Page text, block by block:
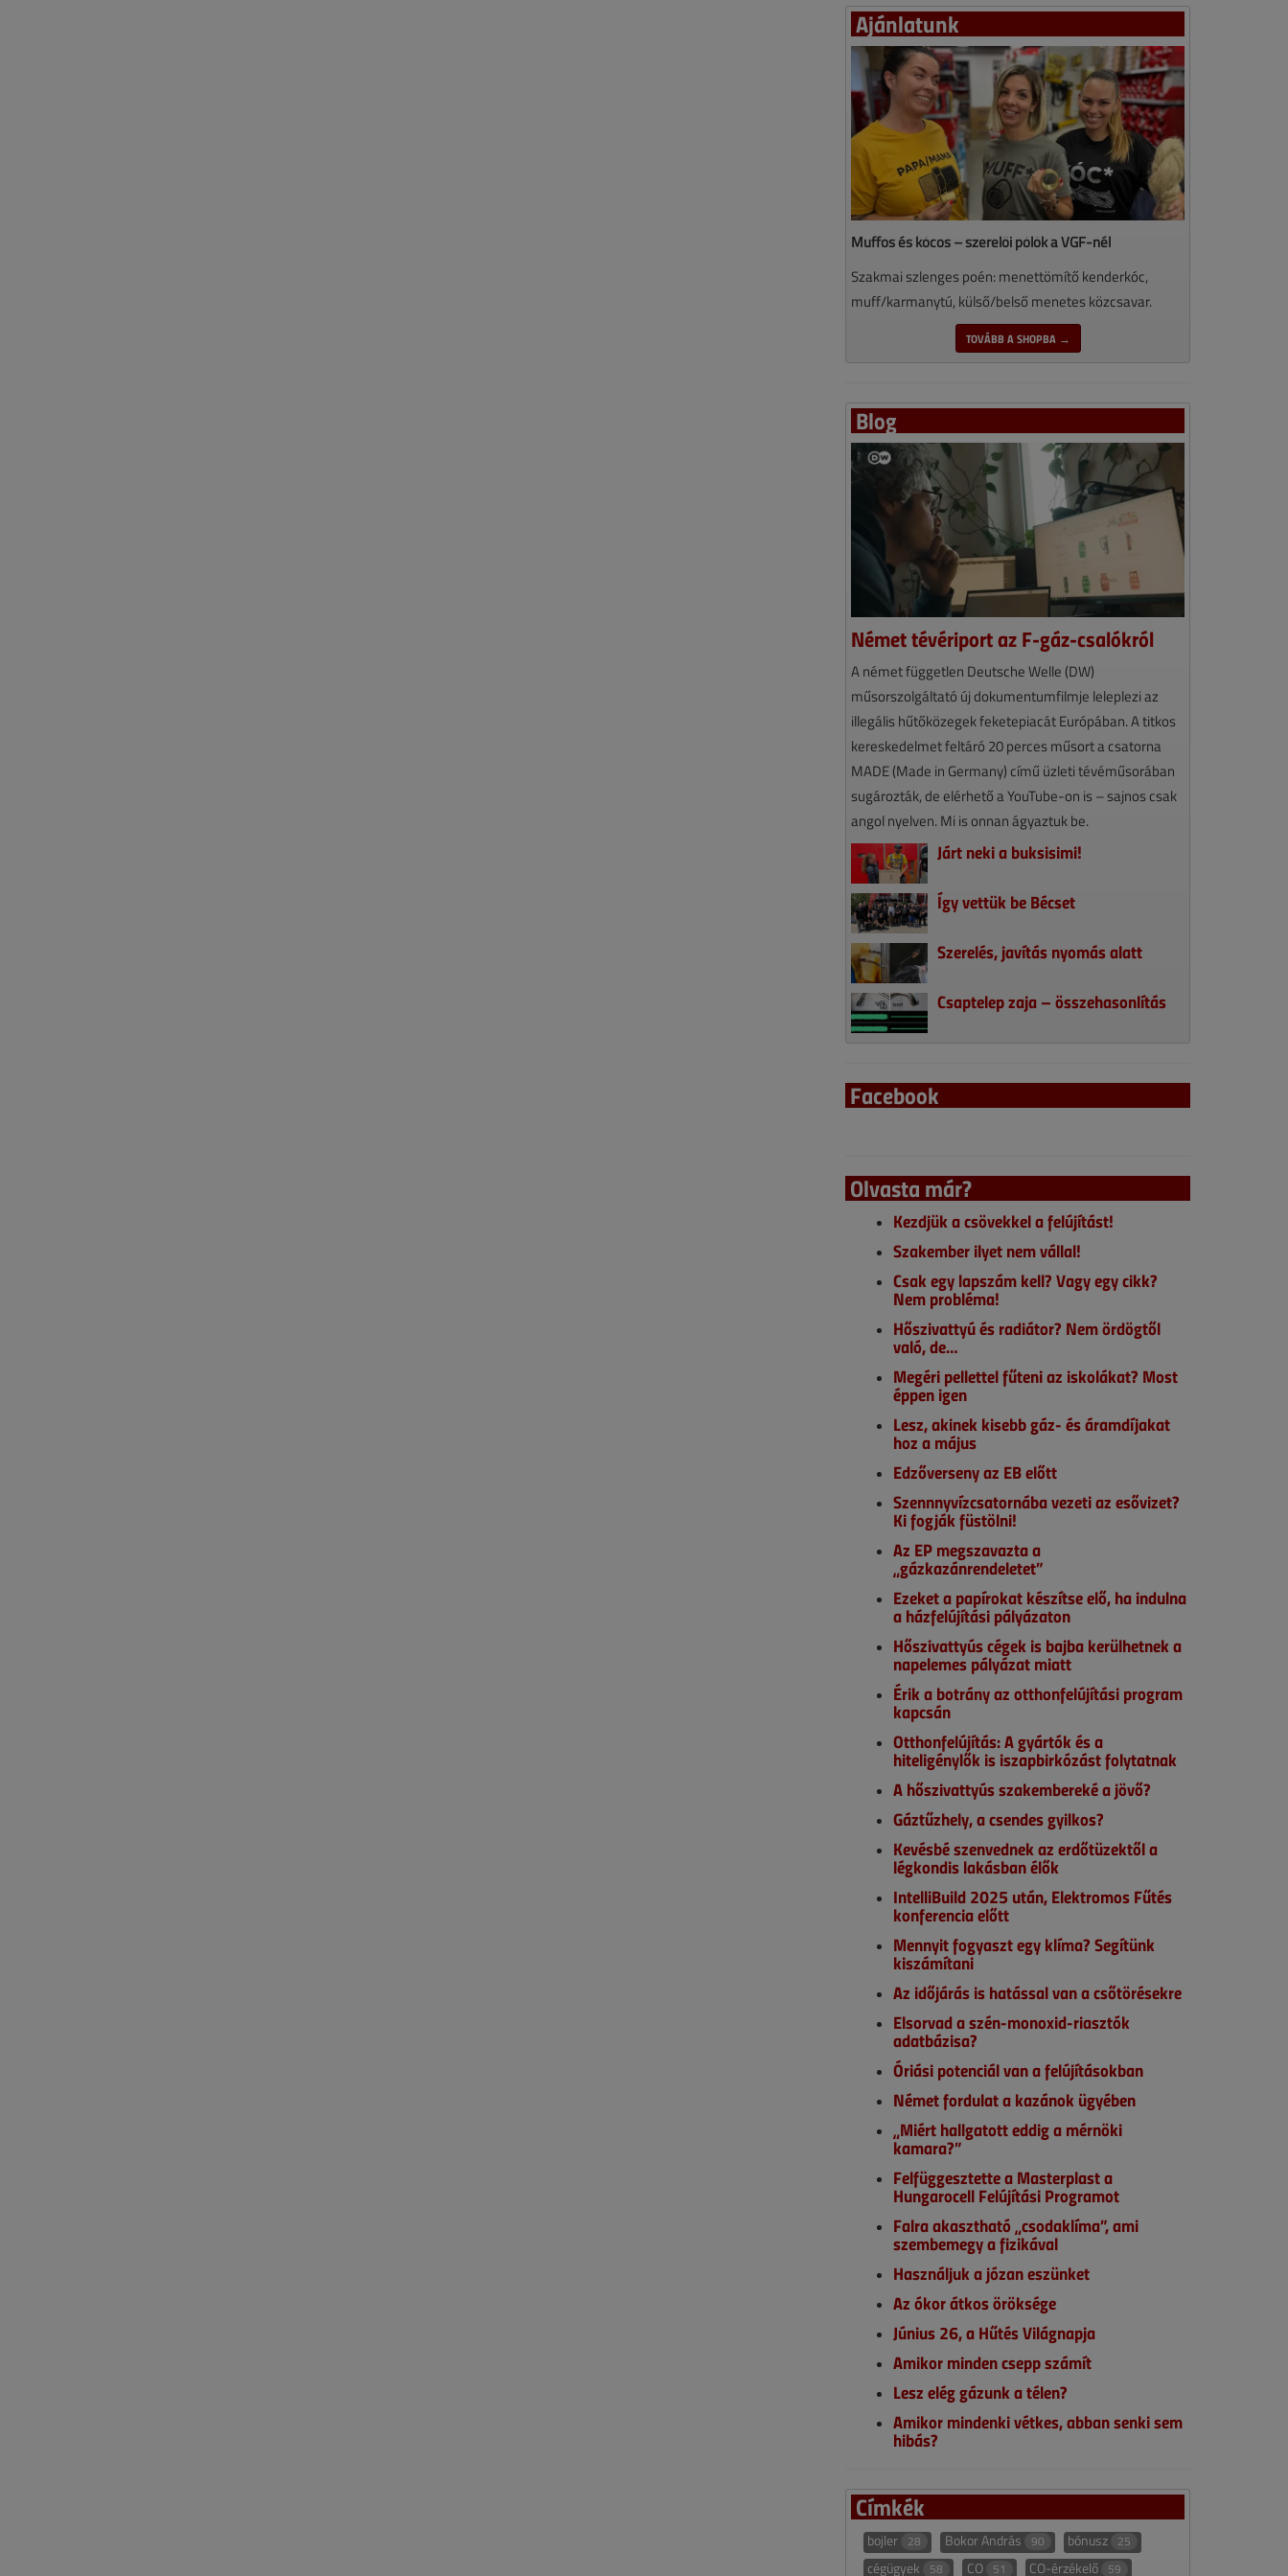
Ajánlatunk
Muffos és kócos – szerelői pólók a VGF-nél
Szakmai szlenges poén: menettömítő kenderkóc,
muff/karmanytú, külső/belső menetes közcsavar.
TOVÁBB A SHOPBA →
Blog
Német tévériport az F-gáz-csalókról
A német független Deutsche Welle (DW)
műsorszolgáltató új dokumentumfilmje leleplezi az
illegális hűtőközegek feketepiacát Európában. A titkos
kereskedelmet feltáró 20 perces műsort a csatorna
MADE (Made in Germany) című üzleti tévéműsorában
sugározták, de elérhető a YouTube-on is – sajnos csak
angol nyelven. Mi is onnan ágyaztuk be.
Járt neki a buksisimi!
Így vettük be Bécset
Szerelés, javítás nyomás alatt
Csaptelep zaja – összehasonlítás
Facebook
Olvasta már?
Kezdjük a csövekkel a felújítást!
Szakember ilyet nem vállal!
Csak egy lapszám kell? Vagy egy cikk?
Nem probléma!
Hőszivattyú és radiátor? Nem ördögtől
való, de…
Megéri pellettel fűteni az iskolákat? Most
éppen igen
Lesz, akinek kisebb gáz- és áramdíjakat
hoz a május
Edzőverseny az EB előtt
Szennnyvízcsatornába vezeti az esővizet?
Ki fogják füstölni!
Az EP megszavazta a
„gázkazánrendeletet”
Ezeket a papírokat készítse elő, ha indulna
a házfelújítási pályázaton
Hőszivattyús cégek is bajba kerülhetnek a
napelemes pályázat miatt
Érik a botrány az otthonfelújítási program
kapcsán
Otthonfelújítás: A gyártók és a
hiteligénylők is iszapbirkózást folytatnak
A hőszivattyús szakembereké a jövő?
Gáztűzhely, a csendes gyilkos?
Kevésbé szenvednek az erdőtüzektől a
légkondis lakásban élők
IntelliBuild 2025 után, Elektromos Fűtés
konferencia előtt
Mennyit fogyaszt egy klíma? Segítünk
kiszámítani
Az időjárás is hatással van a csőtörésekre
Elsorvad a szén-monoxid-riasztók
adatbázisa?
Óriási potenciál van a felújításokban
Német fordulat a kazánok ügyében
„Miért hallgatott eddig a mérnöki
kamara?”
Felfüggesztette a Masterplast a
Hungarocell Felújítási Programot
Falra akasztható „csodaklíma”, ami
szembemegy a fizikával
Használjuk a józan eszünket
Az ókor átkos öröksége
Június 26, a Hűtés Világnapja
Amikor minden csepp számít
Lesz elég gázunk a télen?
Amikor mindenki vétkes, abban senki sem
hibás?
Címkék
bojler 28 Bokor András 90 bónusz 25
cégügyek 58 CO 51 CO-érzékelő 59